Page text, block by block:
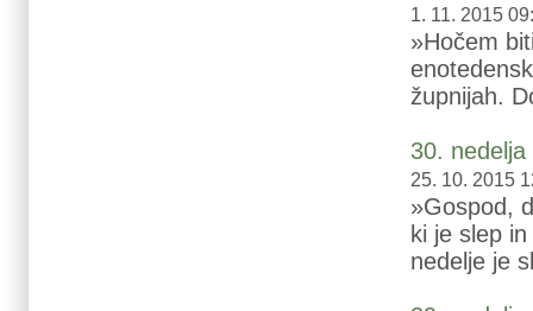
1. 11. 2015
»Hočem
župnijah.
30.
25. 10. 2015
»Gospod,
ki je slep
nedelje je